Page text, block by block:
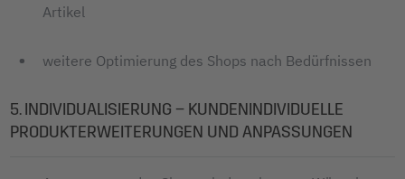
Artikel
weitere Optimierung des Shops nach Bedürfnissen
5. INDIVIDUALISIERUNG – KUNDENINDIVIDUELLE
PRODUKTERWEITERUNGEN UND ANPASSUNGEN